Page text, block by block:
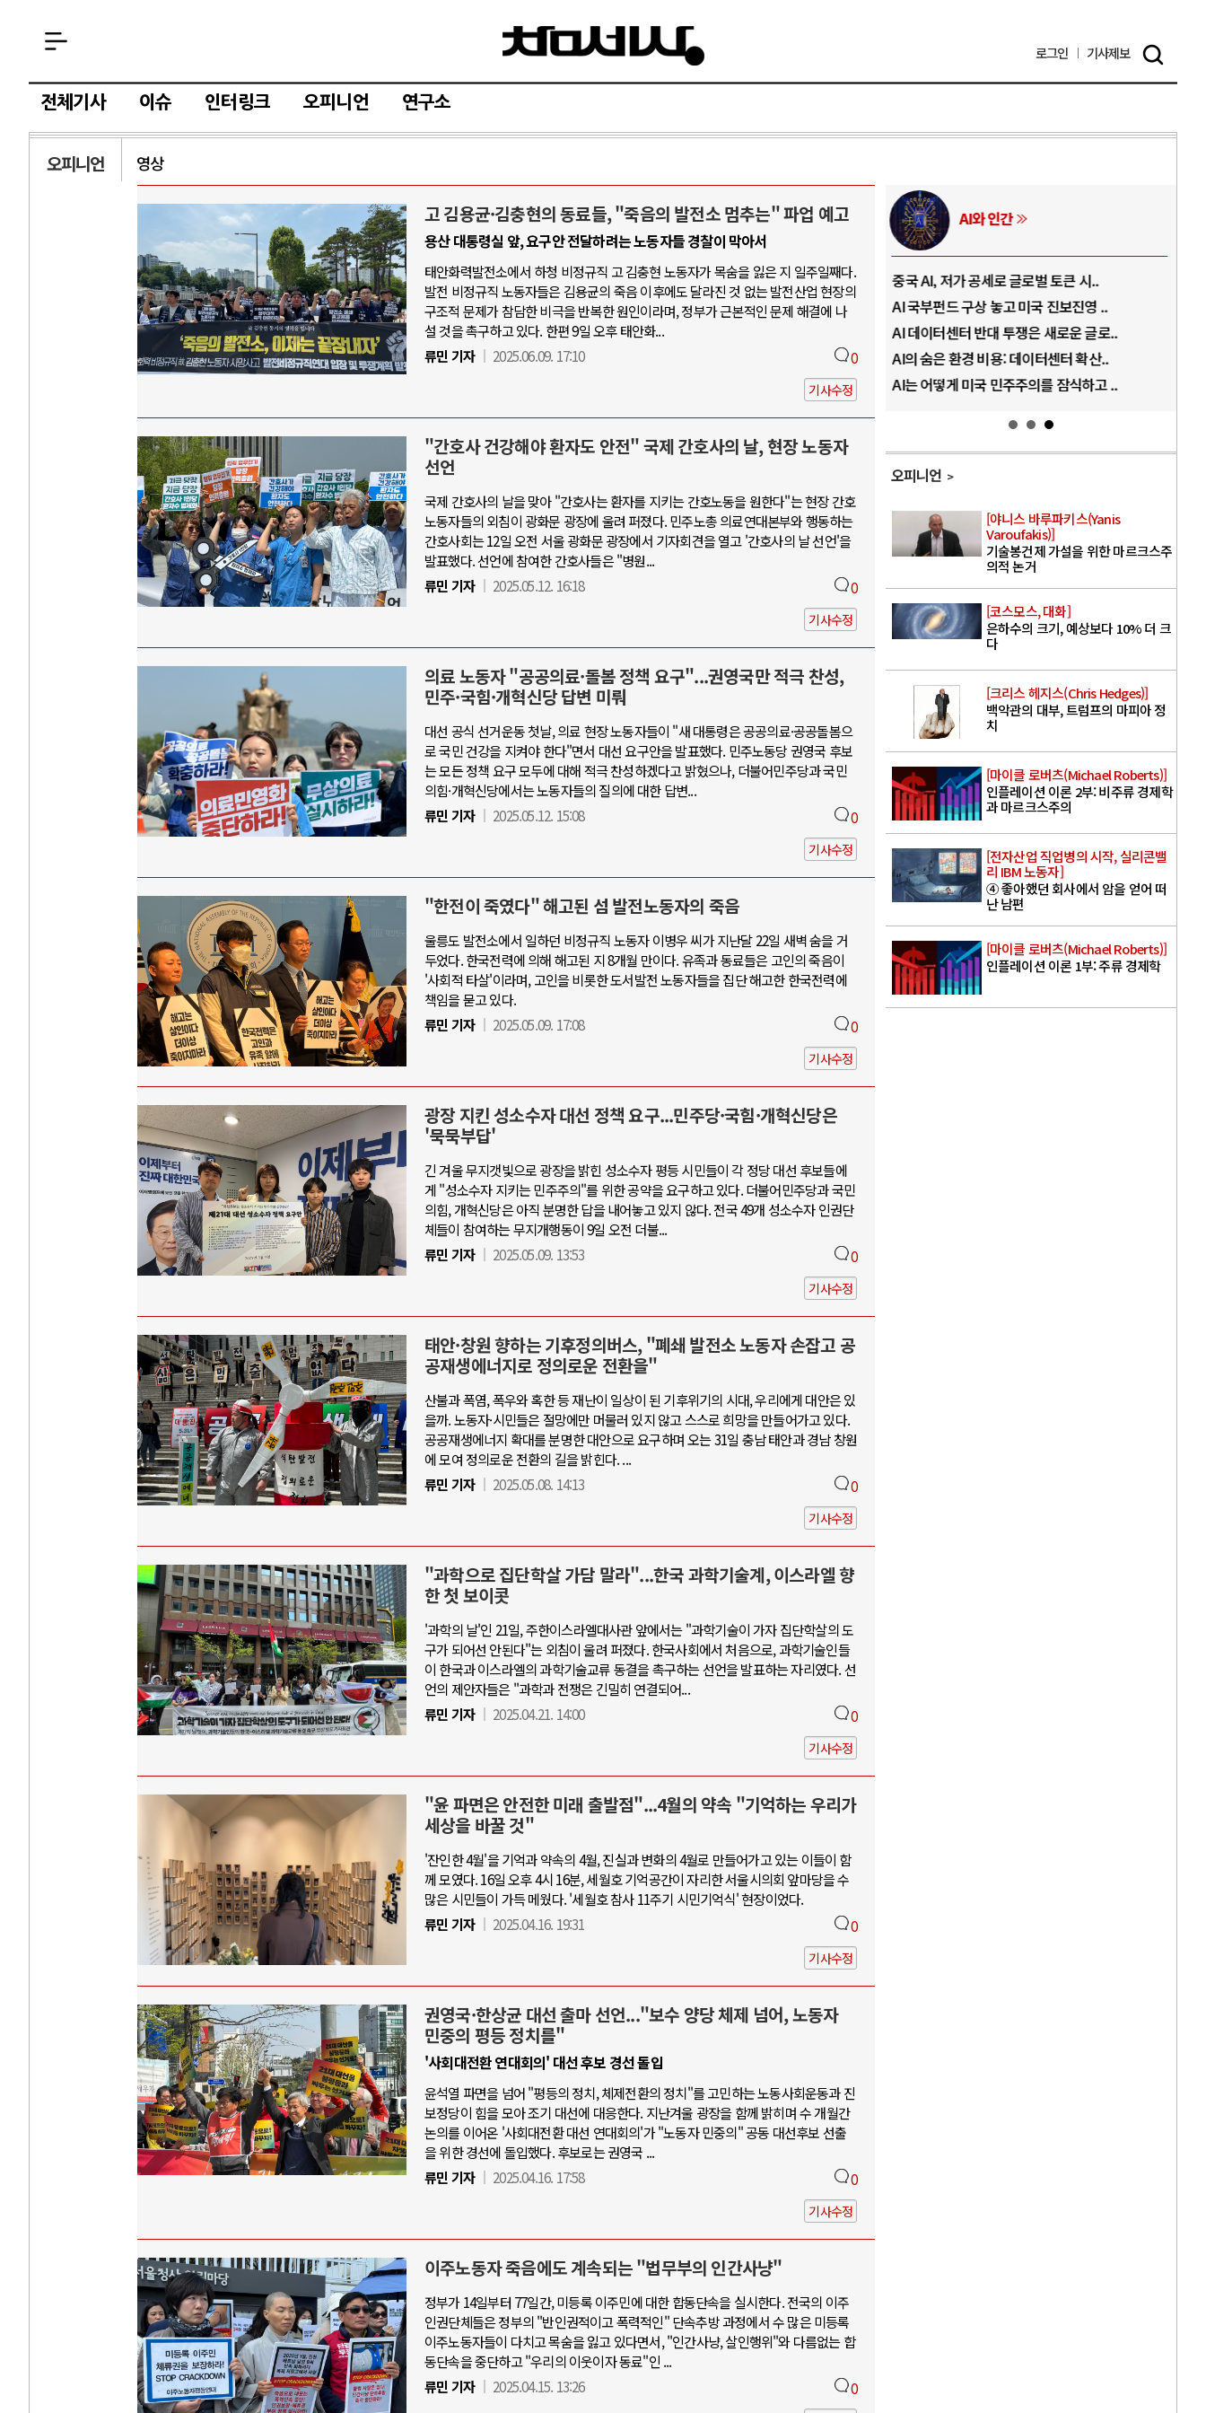
로그인 기사제보
전체기사 이슈 인터링크 오피니언 연구소
오피니언 영상
고 김용균·김충현의 동료들, "죽음의 발전소 멈추는" 파업 예고
용산 대통령실 앞, 요구안 전달하려는 노동자들 경찰이 막아서
태안화력발전소에서 하청 비정규직 고 김충현 노동자가 목숨을 잃은 지 일주일째다.
발전 비정규직 노동자들은 김용균의 죽음 이후에도 달라진 것 없는 발전산업 현장의
구조적 문제가 참담한 비극을 반복한 원인이라며, 정부가 근본적인 문제 해결에 나
설 것을 촉구하고 있다. 한편 9일 오후 태안화...
류민 기자
2025.06.09. 17:10 0
기사수정
"간호사 건강해야 환자도 안전" 국제 간호사의 날, 현장 노동자
선언
국제 간호사의 날을 맞아 "간호사는 환자를 지키는 간호노동을 원한다"는 현장 간호
노동자들의 외침이 광화문 광장에 울려 퍼졌다. 민주노총 의료연대본부와 행동하는
간호사회는 12일 오전 서울 광화문 광장에서 기자회견을 열고 '간호사의 날 선언'을
발표했다. 선언에 참여한 간호사들은 "병원...
류민 기자
2025.05.12. 16:18 0
기사수정
의료 노동자 "공공의료·돌봄 정책 요구"...권영국만 적극 찬성,
민주·국힘·개혁신당 답변 미뤄
대선 공식 선거운동 첫날, 의료 현장 노동자들이 "새 대통령은 공공의료·공공돌봄으
로 국민 건강을 지켜야 한다"면서 대선 요구안을 발표했다. 민주노동당 권영국 후보
는 모든 정책 요구 모두에 대해 적극 찬성하겠다고 밝혔으나, 더불어민주당과 국민
의힘·개혁신당에서는 노동자들의 질의에 대한 답변...
류민 기자
2025.05.12. 15:08 0
기사수정
"한전이 죽였다" 해고된 섬 발전노동자의 죽음
울릉도 발전소에서 일하던 비정규직 노동자 이병우 씨가 지난달 22일 새벽 숨을 거
두었다. 한국전력에 의해 해고된 지 8개월 만이다. 유족과 동료들은 고인의 죽음이
'사회적 타살'이라며, 고인을 비롯한 도서발전 노동자들을 집단 해고한 한국전력에
책임을 묻고 있다.
류민 기자
2025.05.09. 17:08 0
기사수정
광장 지킨 성소수자 대선 정책 요구...민주당·국힘·개혁신당은
'묵묵부답'
긴 겨울 무지갯빛으로 광장을 밝힌 성소수자 평등 시민들이 각 정당 대선 후보들에
게 "성소수자 지키는 민주주의"를 위한 공약을 요구하고 있다. 더불어민주당과 국민
의힘, 개혁신당은 아직 분명한 답을 내어놓고 있지 않다. 전국 49개 성소수자 인권단
체들이 참여하는 무지개행동이 9일 오전 더불...
류민 기자
2025.05.09. 13:53 0
기사수정
태안·창원 향하는 기후정의버스, "폐쇄 발전소 노동자 손잡고 공
공재생에너지로 정의로운 전환을"
산불과 폭염, 폭우와 혹한 등 재난이 일상이 된 기후위기의 시대, 우리에게 대안은 있
을까. 노동자·시민들은 절망에만 머물러 있지 않고 스스로 희망을 만들어가고 있다.
공공재생에너지 확대를 분명한 대안으로 요구하며 오는 31일 충남 태안과 경남 창원
에 모여 정의로운 전환의 길을 밝힌다. ...
류민 기자
2025.05.08. 14:13 0
기사수정
"과학으로 집단학살 가담 말라"...한국 과학기술계, 이스라엘 향
한 첫 보이콧
'과학의 날'인 21일, 주한이스라엘대사관 앞에서는 "과학기술이 가자 집단학살의 도
구가 되어선 안된다"는 외침이 울려 퍼졌다. 한국사회에서 처음으로, 과학기술인들
이 한국과 이스라엘의 과학기술교류 동결을 촉구하는 선언을 발표하는 자리였다. 선
언의 제안자들은 "과학과 전쟁은 긴밀히 연결되어...
류민 기자
2025.04.21. 14:00 0
기사수정
"윤 파면은 안전한 미래 출발점"...4월의 약속 "기억하는 우리가
세상을 바꿀 것"
'잔인한 4월'을 기억과 약속의 4월, 진실과 변화의 4월로 만들어가고 있는 이들이 함
께 모였다. 16일 오후 4시 16분, 세월호 기억공간이 자리한 서울시의회 앞마당을 수
많은 시민들이 가득 메웠다. '세월호 참사 11주기 시민기억식' 현장이었다.
류민 기자
2025.04.16. 19:31 0
기사수정
권영국·한상균 대선 출마 선언..."보수 양당 체제 넘어, 노동자
민중의 평등 정치를"
'사회대전환 연대회의' 대선 후보 경선 돌입
윤석열 파면을 넘어 "평등의 정치, 체제전환의 정치"를 고민하는 노동사회운동과 진
보정당이 힘을 모아 조기 대선에 대응한다. 지난겨울 광장을 함께 밝히며 수 개월간
논의를 이어온 '사회대전환 대선 연대회의'가 "노동자 민중의" 공동 대선후보 선출
을 위한 경선에 돌입했다. 후보로는 권영국 ...
류민 기자
2025.04.16. 17:58 0
기사수정
이주노동자 죽음에도 계속되는 "법무부의 인간사냥"
정부가 14일부터 77일간, 미등록 이주민에 대한 합동단속을 실시한다. 전국의 이주
인권단체들은 정부의 "반인권적이고 폭력적인" 단속추방 과정에서 수 많은 미등록
이주노동자들이 다치고 목숨을 잃고 있다면서, "인간사냥, 살인행위"와 다름없는 합
동단속을 중단하고 "우리의 이웃이자 동료"인 ...
류민 기자
2025.04.15. 13:26 0
중국 AI, 저가 공세로 글로벌 토큰 시..
AI 국부펀드 구상 놓고 미국 진보진영 ..
AI 데이터센터 반대 투쟁은 새로운 글로..
AI의 숨은 환경 비용: 데이터센터 확산..
러시아-우크라이나 전쟁
전쟁의 추상화: 우크라이나, 대리전의 역..
EU·우크라이나 드론 협력 직후, 러시아..
나토, 우크라 군사지원 2027년까지 공..
우크라이나, 덴마크, 에스토니아, 네덜란..
중동 위기
호르무즈 갈등 격화, 트럼프 정치·경제 ..
호르무즈 해협 통행료를 철회한 트럼프
이란, 호르무즈 해협 봉쇄 선택한 배경
하마스, 가자 통치권 이양으로 휴전 의지..
AI와 인간
중국 AI, 저가 공세로 글로벌 토큰 시..
AI 국부펀드 구상 놓고 미국 진보진영 ..
AI 데이터센터 반대 투쟁은 새로운 글로..
AI의 숨은 환경 비용: 데이터센터 확산..
AI는 어떻게 미국 민주주의를 잠식하고 ..
오피니언
[야니스 바루파키스(Yanis
Varoufakis)]
기술봉건제 가설을 위한 마르크스주
의적 논거
[코스모스, 대화]
은하수의 크기, 예상보다 10% 더 크
다
[크리스 헤지스(Chris Hedges)]
백악관의 대부, 트럼프의 마피아 정
치
[마이클 로버츠(Michael Roberts)]
인플레이션 이론 2부: 비주류 경제학
과 마르크스주의
[전자산업 직업병의 시작, 실리콘밸
리 IBM 노동자]
④ 좋아했던 회사에서 암을 얻어 떠
난 남편
[마이클 로버츠(Michael Roberts)]
인플레이션 이론 1부: 주류 경제학